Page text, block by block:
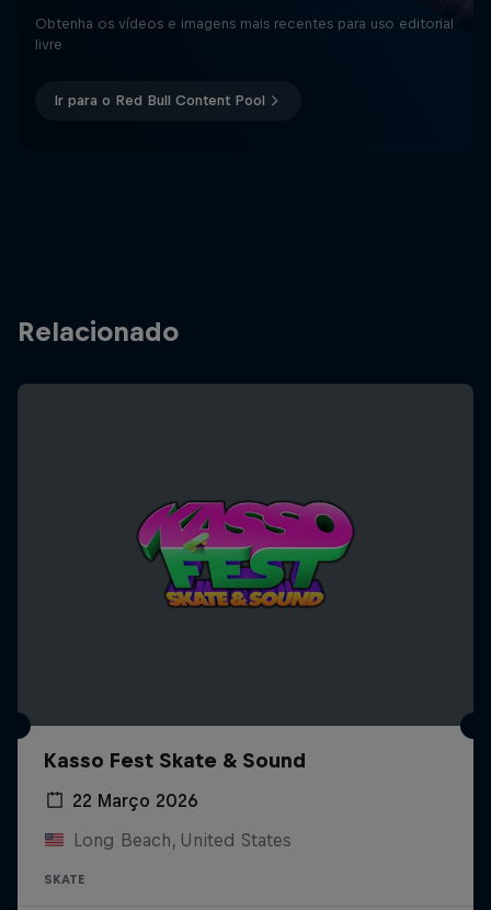
Obtenha os vídeos e imagens mais recentes para uso editorial
livre
Ir para o Red Bull Content Pool
Relacionado
Kasso Fest Skate & Sound
22 Março 2026
Long Beach, United States
SKATE